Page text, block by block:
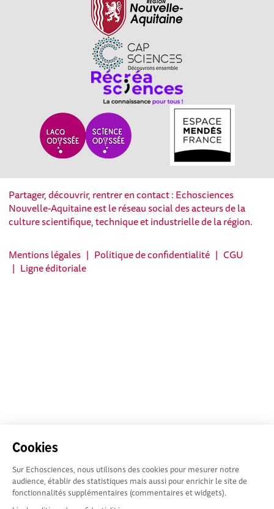
Cookies
Sur Echosciences, nous utilisons des cookies pour mesurer notre
audience, établir des statistiques mais aussi pour enrichir le site de
fonctionnalités supplémentaires (commentaires et widgets).
Partager, découvrir, rentrer en contact : Echosciences
Nouvelle-Aquitaine est le réseau social des acteurs de la
culture scientifique, technique et industrielle de la région.
Mentions légales | Politique de confidentialité | CGU
| Ligne éditoriale